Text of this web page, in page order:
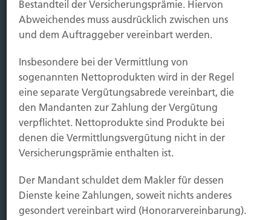
Baubeginn
Baufertigstellung/Hauskauf
Einzug/Vermietung
Schaden
Kontakt
Hubert Brück KG| Inhaber: Dipl. Ökonom Johannes
Brück | Kapellstraße 2 | 40479 Düsseldorf
Telefon:0211-490066 |Fax:0211-4911125 |E-Mail:
brueck@brueckkg.de
Kontaktformular
Bestandteil der Versicherungsprämie. Hiervon
Abweichendes muss ausdrücklich zwischen uns
und dem Auftraggeber vereinbart werden.
Insbesondere bei der Vermittlung von
sogenannten Nettoprodukten wird in der Regel
eine separate Vergütungsabrede vereinbart, die
den Mandanten zur Zahlung der Vergütung
verpflichtet. Nettoprodukte sind Produkte bei
denen die Vermittlungsvergütung nicht in der
Versicherungsprämie enthalten ist.
Der Mandant schuldet dem Makler für dessen
Dienste keine Zahlungen, soweit nichts anderes
gesondert vereinbart wird (Honorarvereinbarung).